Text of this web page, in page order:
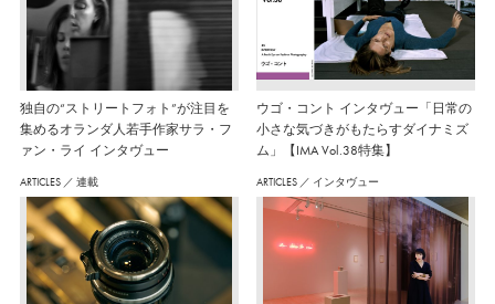
独自の“ストリートフォト”が注目を
集めるオランダ人若手作家サラ・フ
ァン・ライ インタヴュー
ウゴ・コント インタヴュー「日常の
小さな気づきがもたらすダイナミズ
ム」【IMA Vol.38特集】
ARTICLES ／ 連載 ARTICLES ／ インタヴュー